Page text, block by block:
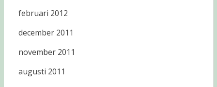
februari 2012
december 2011
november 2011
augusti 2011